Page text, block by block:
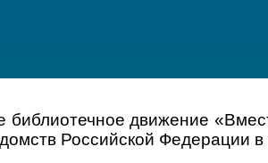
библиотечное движение
Российской Федерации